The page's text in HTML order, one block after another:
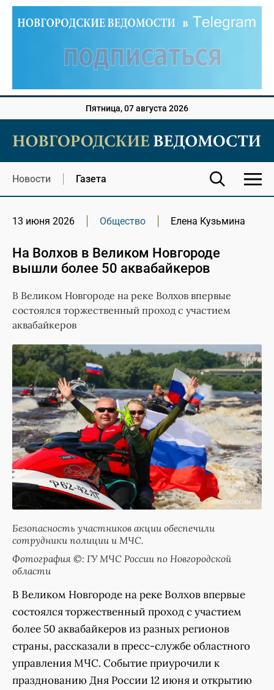
Пятница, 07 августа 2026
Новости Газета
13 июня 2026 Общество Елена Кузьмина
На Волхов в Великом Новгороде
вышли более 50 аквабайкеров
В Великом Новгороде на реке Волхов впервые
состоялся торжественный проход с участием
аквабайкеров
Безопасность участников акции обеспечили
сотрудники полиции и МЧС.
Фотография ©: ГУ МЧС России по Новгородской
области
В Великом Новгороде на реке Волхов впервые
состоялся торжественный проход с участием
более 50 аквабайкеров из разных регионов
страны, рассказали в пресс-службе областного
управления МЧС. Событие приурочили к
празднованию Дня России 12 июня и открытию